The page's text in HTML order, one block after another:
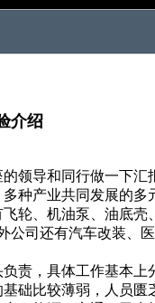
介绍
领导和同行做一下汇
种产业共同发展的多
轮、机油泵、油底壳
公司还有汽车改装、
责，具体工作基本上
础比较薄弱，人员匮